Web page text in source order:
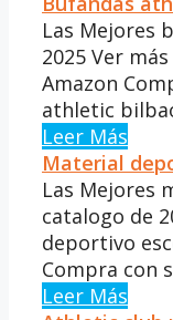
Las Mejores
2025 Ver
Amazon
athletic
Leer Más
Material
Las Mejores
catalogo de
deportivo
Compra con
Leer Más